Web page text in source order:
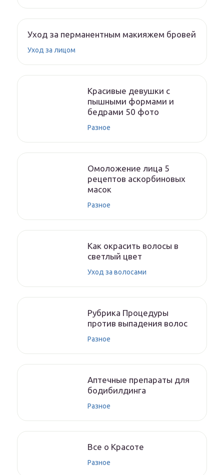
Уход за перманентным макияжем бровей
Уход за лицом
Красивые девушки с
пышными формами и
бедрами 50 фото
Разное
Омоложение лица 5
рецептов аскорбиновых
масок
Разное
Как окрасить волосы в
светлый цвет
Уход за волосами
Рубрика Процедуры
против выпадения волос
Разное
Аптечные препараты для
бодибилдинга
Разное
Все о Красоте
Разное